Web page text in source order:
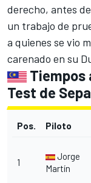
derecho, antes
un trabajo de
a quienes se vio
carenado en su
Tiempos
Test de
Pos. Piloto
1
Jorge
Martín